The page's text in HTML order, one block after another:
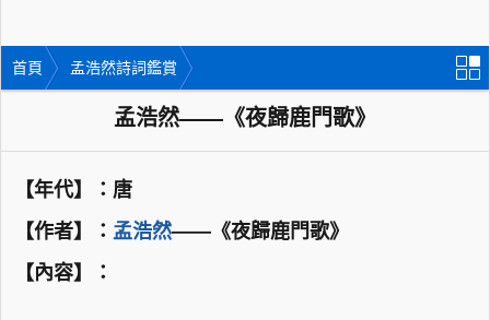
首頁 孟浩然詩詞鑑賞
孟浩然——《夜歸鹿門歌》
【年代】：唐
【作者】： 孟浩然——《夜歸鹿門歌》
【內容】：